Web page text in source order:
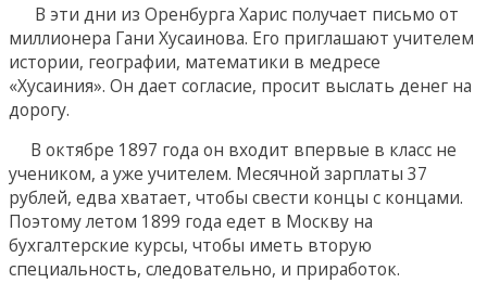
В эти дни из Оренбурга Харис получает письмо от
миллионера Гани Хусаинова. Его приглашают учителем
истории, географии, математики в медресе
«Хусаиния». Он дает согласие, просит выслать денег на
дорогу.
В октябре 1897 года он входит впервые в класс не
учеником, а уже учителем. Месячной зарплаты 37
рублей, едва хватает, чтобы свести концы с концами.
Поэтому летом 1899 года едет в Москву на
бухгалтерские курсы, чтобы иметь вторую
специальность, следовательно, и приработок.